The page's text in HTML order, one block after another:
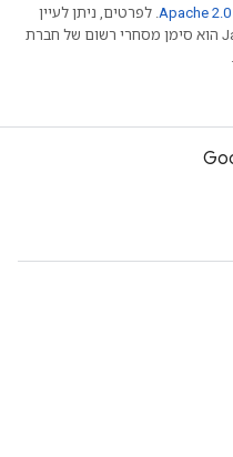
Apache 2.0. לפרטים, ניתן לעיין
.‏ Java הוא סימן מסחרי רשום של חברת